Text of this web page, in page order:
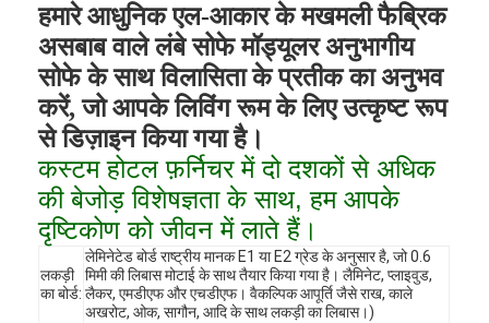
हमारे आधुनिक एल-आकार के मखमली फैब्रिक
असबाब वाले लंबे सोफे मॉड्यूलर अनुभागीय
सोफे के साथ विलासिता के प्रतीक का अनुभव
करें, जो आपके लिविंग रूम के लिए उत्कृष्ट रूप
से डिज़ाइन किया गया है।
कस्टम होटल फ़र्निचर में दो दशकों से अधिक
की बेजोड़ विशेषज्ञता के साथ, हम आपके
दृष्टिकोण को जीवन में लाते हैं।
लकड़ी
का बोर्ड:
लेमिनेटेड बोर्ड राष्ट्रीय मानक E1 या E2 ग्रेड के अनुसार है, जो 0.6
मिमी की लिबास मोटाई के साथ तैयार किया गया है। लैमिनेट, प्लाइवुड,
लैकर, एमडीएफ और एचडीएफ। वैकल्पिक आपूर्ति जैसे राख, काले
अखरोट, ओक, सागौन, आदि के साथ लकड़ी का लिबास।)